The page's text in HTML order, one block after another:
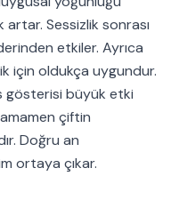
Sessizlik sonrası
etkiler. Ayrıca
için oldukça uygundur.
gösterisi büyük etki
çiftin
Doğru an
ortaya çıkar.